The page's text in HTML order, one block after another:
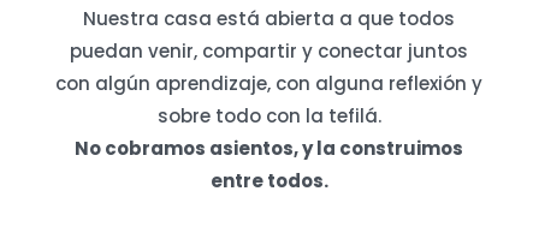
Nuestra casa está abierta a que todos
puedan venir, compartir y conectar juntos
con algún aprendizaje, con alguna reflexión y
sobre todo con la tefilá.
No cobramos asientos, y la construimos
entre todos.